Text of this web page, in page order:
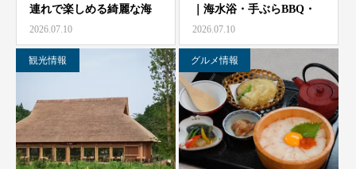
連れで楽しめる綺麗な海
と海開き情報
2026.07.10
オーシャンテラス ミエレ
グランシャリオ
シェフガーデン
クラフトサーカス
ニジゲンノモリ
｜海水浴・手ぶらBBQ・
子供の遊び場と絶景…
2026.07.10
観光情報 グルメ情報